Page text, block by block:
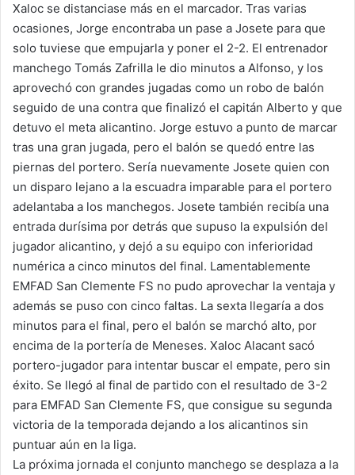
Xaloc se distanciase más en el marcador. Tras varias
ocasiones, Jorge encontraba un pase a Josete para que
solo tuviese que empujarla y poner el 2-2. El entrenador
manchego Tomás Zafrilla le dio minutos a Alfonso, y los
aprovechó con grandes jugadas como un robo de balón
seguido de una contra que finalizó el capitán Alberto y que
detuvo el meta alicantino. Jorge estuvo a punto de marcar
tras una gran jugada, pero el balón se quedó entre las
piernas del portero. Sería nuevamente Josete quien con
un disparo lejano a la escuadra imparable para el portero
adelantaba a los manchegos. Josete también recibía una
entrada durísima por detrás que supuso la expulsión del
jugador alicantino, y dejó a su equipo con inferioridad
numérica a cinco minutos del final. Lamentablemente
EMFAD San Clemente FS no pudo aprovechar la ventaja y
además se puso con cinco faltas. La sexta llegaría a dos
minutos para el final, pero el balón se marchó alto, por
encima de la portería de Meneses. Xaloc Alacant sacó
portero-jugador para intentar buscar el empate, pero sin
éxito. Se llegó al final de partido con el resultado de 3-2
para EMFAD San Clemente FS, que consigue su segunda
victoria de la temporada dejando a los alicantinos sin
puntuar aún en la liga.
La próxima jornada el conjunto manchego se desplaza a la